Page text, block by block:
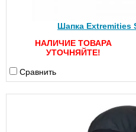
Шапка Extremities
НАЛИЧИЕ ТОВАРА
УТОЧНЯЙТЕ!
Сравнить